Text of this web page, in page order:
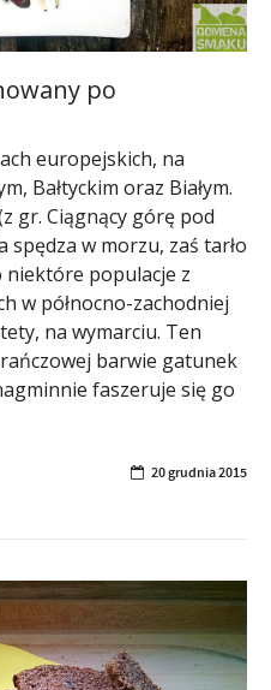
po
europejskich, na
Bałtyckim oraz Białym.
gr. Ciągnący górę pod
spędza w morzu, zaś tarło
niektóre populacje z
w północno-zachodniej
na wymarciu. Ten
barwie gatunek
faszeruje się go
20 grudnia 2015